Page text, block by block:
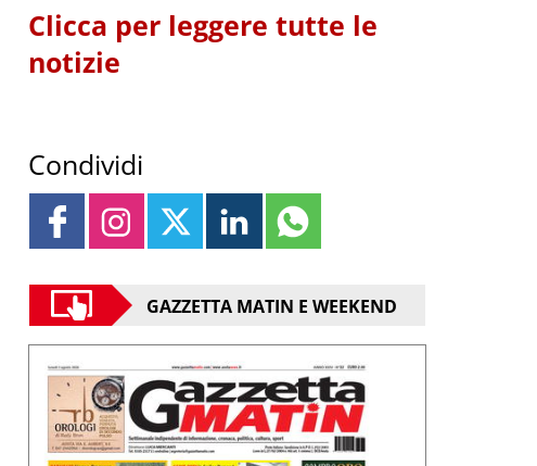
Clicca per leggere tutte le
notizie
Condividi
GAZZETTA MATIN E WEEKEND